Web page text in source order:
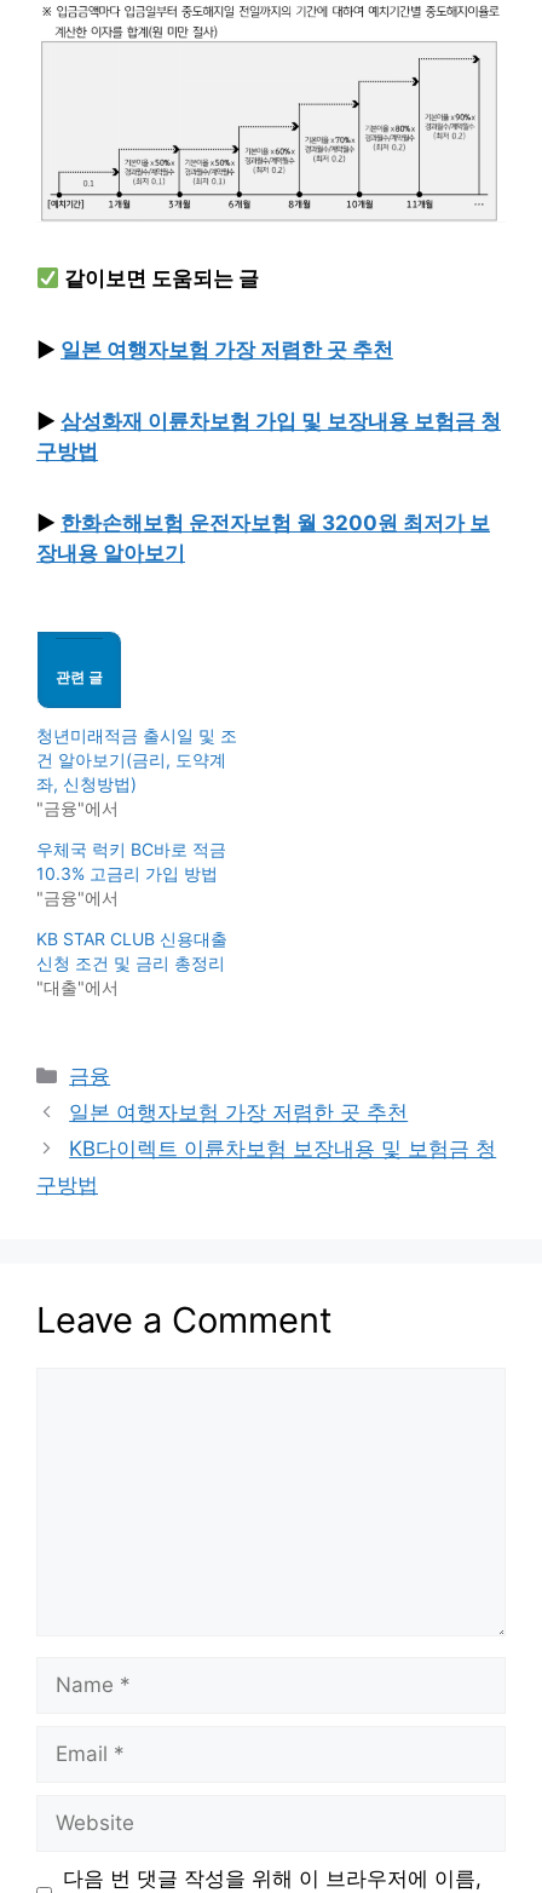
같이보면 도움되는 글
▶︎ 일본 여행자보험 가장 저렴한 곳 추천
▶︎ 삼성화재 이륜차보험 가입 및 보장내용 보험금 청
구방법
▶︎ 한화손해보험 운전자보험 월 3200원 최저가 보
장내용 알아보기
관련 글
청년미래적금 출시일 및 조
건 알아보기(금리, 도약계
좌, 신청방법)
"금융"에서
우체국 럭키 BC바로 적금
10.3% 고금리 가입 방법
"금융"에서
KB STAR CLUB 신용대출
신청 조건 및 금리 총정리
"대출"에서
Categories
금융
일본 여행자보험 가장 저렴한 곳 추천
KB다이렉트 이륜차보험 보장내용 및 보험금 청
구방법
Leave a Comment
Name
Email
Website
다음 번 댓글 작성을 위해 이 브라우저에 이름,